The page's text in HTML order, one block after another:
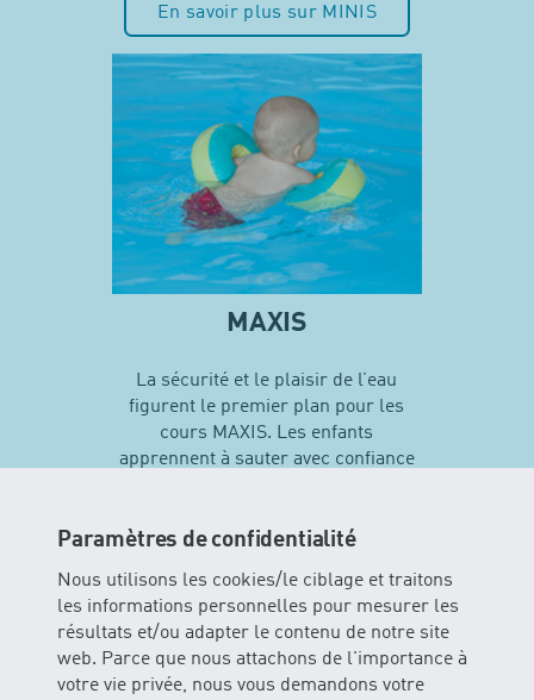
Paramètres de confidentialité
Nous utilisons les cookies/le ciblage et traitons
les informations personnelles pour mesurer les
résultats et/ou adapter le contenu de notre site
web. Parce que nous attachons de l'importance à
votre vie privée, nous vous demandons votre
En savoir plus sur MINIS
MAXIS
La sécurité et le plaisir de l’eau
figurent le premier plan pour les
cours MAXIS. Les enfants
apprennent à sauter avec confiance
techniques de natation…
En savoir plus sur MAXIS